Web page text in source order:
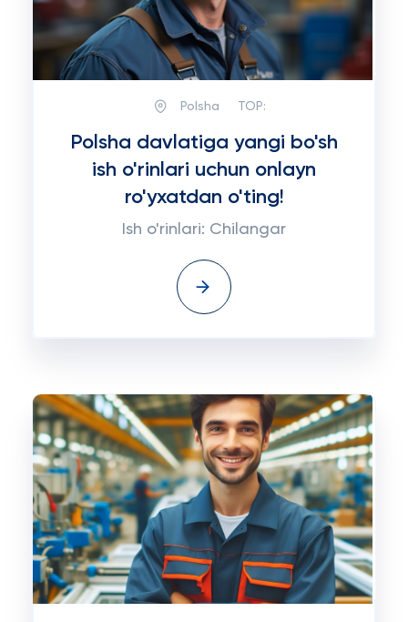
Polsha TOP:
Polsha davlatiga yangi bo'sh
ish o'rinlari uchun onlayn
ro'yxatdan o'ting!
Ish o'rinlari: Chilangar